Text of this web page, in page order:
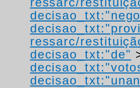
ressarc/
decisao_txt:"de"